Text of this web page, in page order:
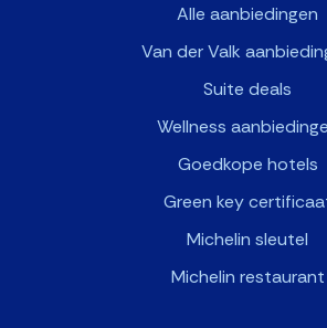
Alle aanbiedingen
Van der Valk
Suite deals
Wellness
Goedkope hotels
Green key
Michelin sleutel
Michelin restaurant